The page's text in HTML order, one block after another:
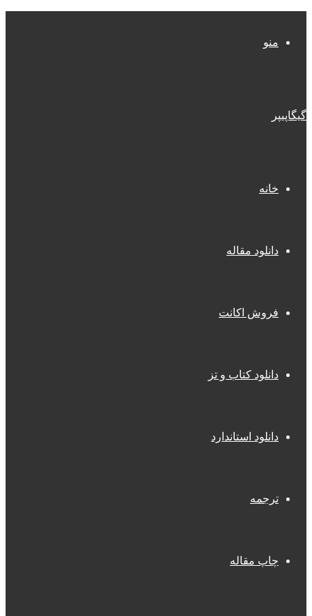
منو
خانه
دانلود مقاله
فروش اکانت
دانلود کتاب و تز
دانلود استاندارد
ترجمه
چاپ مقاله